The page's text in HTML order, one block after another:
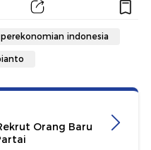
perekonomian indonesia
Orang Baru